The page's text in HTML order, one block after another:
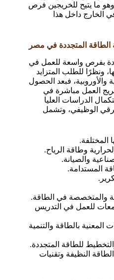
وهو ما يتيح للخريجين فرص
الخارج داخل هذا
المتجددة في مصر
بفرص واسعة للعمل في
ونظرًا للطلب المتزايد
فبعد الحصول
العمل مباشرة في
الدراسات العليا
الوظيفي، وتشمل
المختلفة.
وطاقة الرياح.
والصيانة.
المستدامة.
والمتخصصة في الطاقة.
للعمل في التدريس
المعنية بالطاقة والتنمية
للطاقة المتجددة.
النظيفة وتقنيات